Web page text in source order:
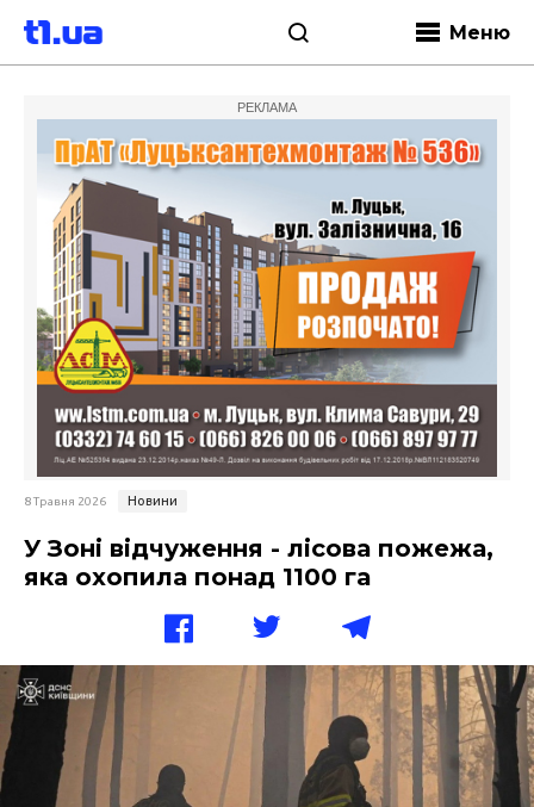
Меню
РЕКЛАМА
8 Травня 2026 Новини
У Зоні відчуження - лісова пожежа,
яка охопила понад 1100 га